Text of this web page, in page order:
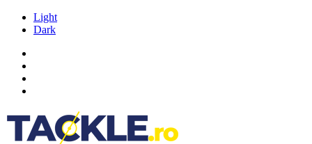
Light
Dark